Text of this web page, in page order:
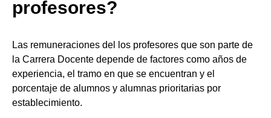
profesores?
Las remuneraciones del los profesores que son parte de
la Carrera Docente depende de factores como años de
experiencia, el tramo en que se encuentran y el
porcentaje de alumnos y alumnas prioritarias por
establecimiento.